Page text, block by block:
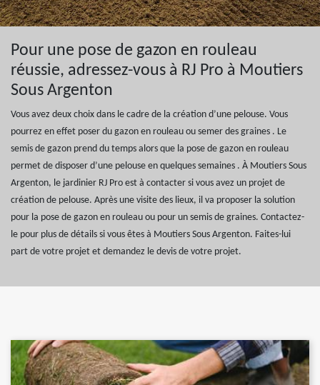
Pour une pose de gazon en rouleau
réussie, adressez-vous à RJ Pro à Moutiers
Sous Argenton
Vous avez deux choix dans le cadre de la création d’une pelouse. Vous
pourrez en effet poser du gazon en rouleau ou semer des graines . Le
semis de gazon prend du temps alors que la pose de gazon en rouleau
permet de disposer d’une pelouse en quelques semaines . À Moutiers Sous
Argenton, le jardinier RJ Pro est à contacter si vous avez un projet de
création de pelouse. Après une visite des lieux, il va proposer la solution
pour la pose de gazon en rouleau ou pour un semis de graines. Contactez-
le pour plus de détails si vous êtes à Moutiers Sous Argenton. Faites-lui
part de votre projet et demandez le devis de votre projet.